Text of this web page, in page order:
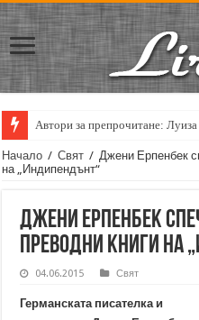
Автори за препрочитане:
Начало / Свят / Джени Ерпенбек
на „Индипендънт“
Джени Ерпенбек
преводни книги на
04.06.2015 Свят
Германската писателка и